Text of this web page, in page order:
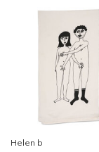
Helen b